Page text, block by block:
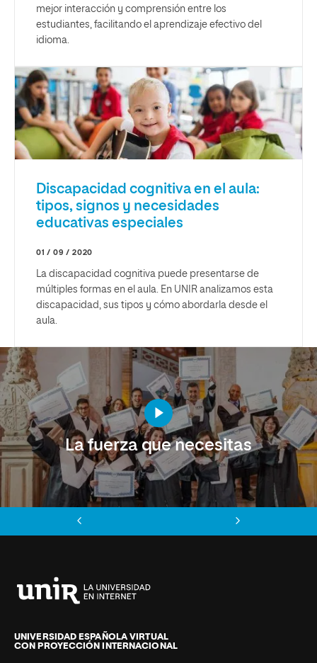
mejor interacción y comprensión entre los
estudiantes, facilitando el aprendizaje efectivo del
idioma.
Discapacidad cognitiva en el aula:
tipos, signos y necesidades
educativas especiales
01 / 09 / 2020
La discapacidad cognitiva puede presentarse de
múltiples formas en el aula. En UNIR analizamos esta
discapacidad, sus tipos y cómo abordarla desde el
aula.
La fuerza que necesitas
de
La
UNIVERSIDAD ESPAÑOLA VIRTUAL
CON PROYECCIÓN INTERNACIONAL